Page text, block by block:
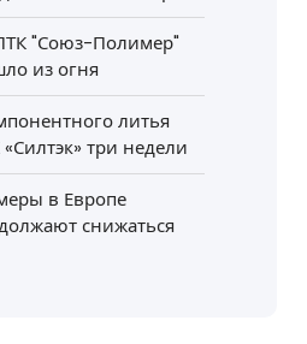
"Союз-Полимер"
из огня
литья
три недели
в Европе
снижаться